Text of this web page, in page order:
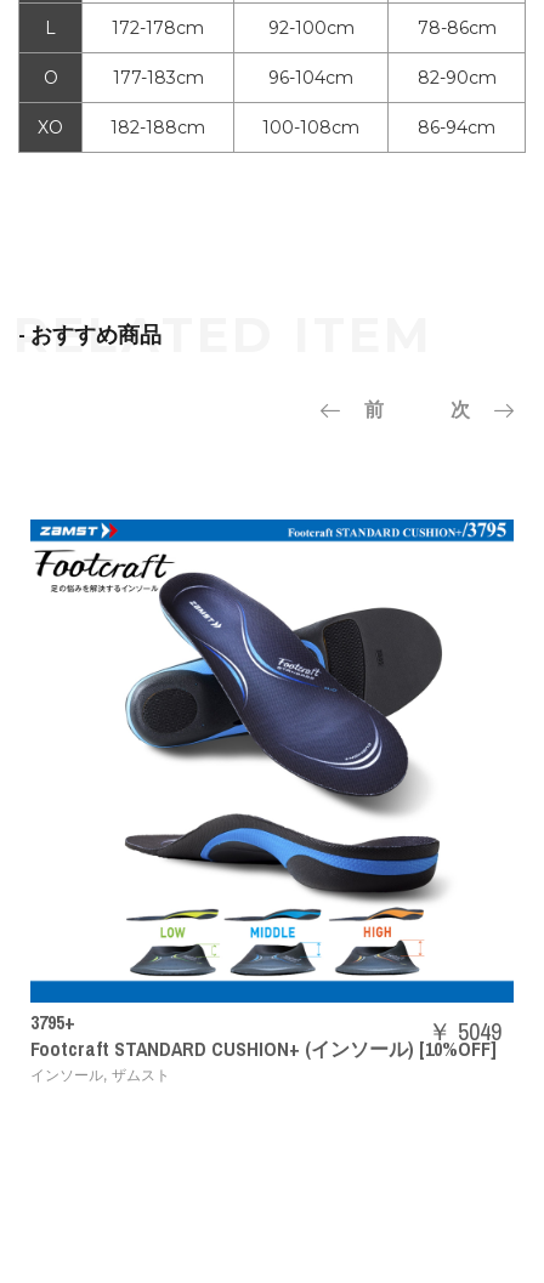
L 172-178cm 92-100cm 78-86cm
O 177-183cm 96-104cm 82-90cm
XO 182-188cm 100-108cm 86-94cm
- おすすめ商品
前 次
ンソール) [10%OFF]
パワークッションエアラスZメン